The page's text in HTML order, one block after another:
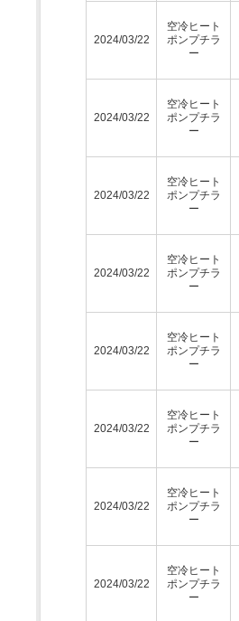
2024/03/22
空冷ヒート
ポンプチラ
ー
2024/03/22
空冷ヒート
ポンプチラ
ー
2024/03/22
空冷ヒート
ポンプチラ
ー
2024/03/22
空冷ヒート
ポンプチラ
ー
2024/03/22
空冷ヒート
ポンプチラ
ー
2024/03/22
空冷ヒート
ポンプチラ
ー
2024/03/22
空冷ヒート
ポンプチラ
ー
2024/03/22
空冷ヒート
ポンプチラ
ー